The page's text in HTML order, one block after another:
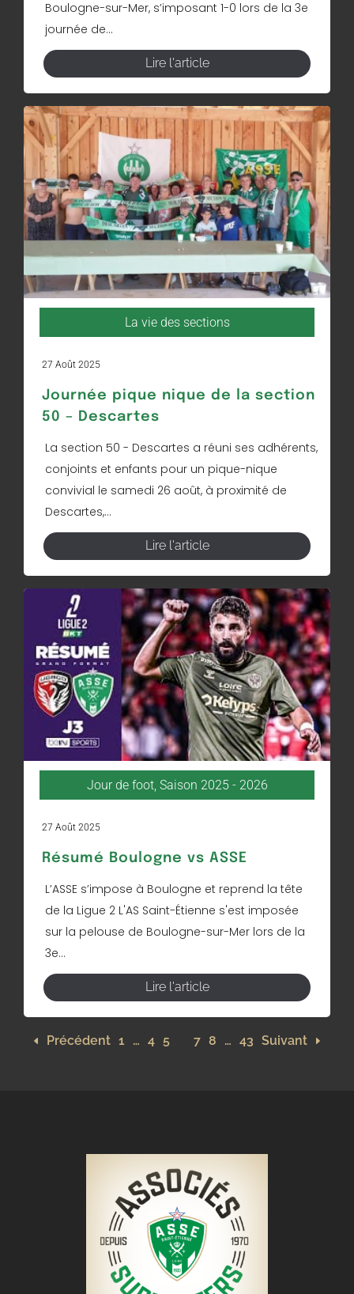
Boulogne-sur-Mer, s’imposant 1-0 lors de la 3e
journée de...
Lire l'article
La vie des sections
27 Août 2025
Journée pique nique de la section
50 – Descartes
La section 50 - Descartes a réuni ses adhérents,
conjoints et enfants pour un pique-nique
convivial le samedi 26 août, à proximité de
Descartes,...
Lire l'article
Jour de foot, Saison 2025 - 2026
27 Août 2025
Résumé Boulogne vs ASSE
L’ASSE s’impose à Boulogne et reprend la tête
de la Ligue 2 L'AS Saint-Étienne s'est imposée
sur la pelouse de Boulogne-sur-Mer lors de la
3e...
Lire l'article
Précédent 1 … 4 5 7 8 … 43 Suivant